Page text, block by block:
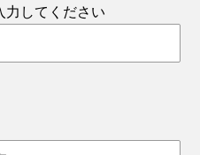
してください